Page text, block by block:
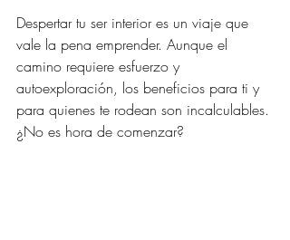
Despertar tu ser interior es un viaje que
vale la pena emprender. Aunque el
camino requiere esfuerzo y
autoexploración, los beneficios para ti y
para quienes te rodean son incalculables.
¿No es hora de comenzar?